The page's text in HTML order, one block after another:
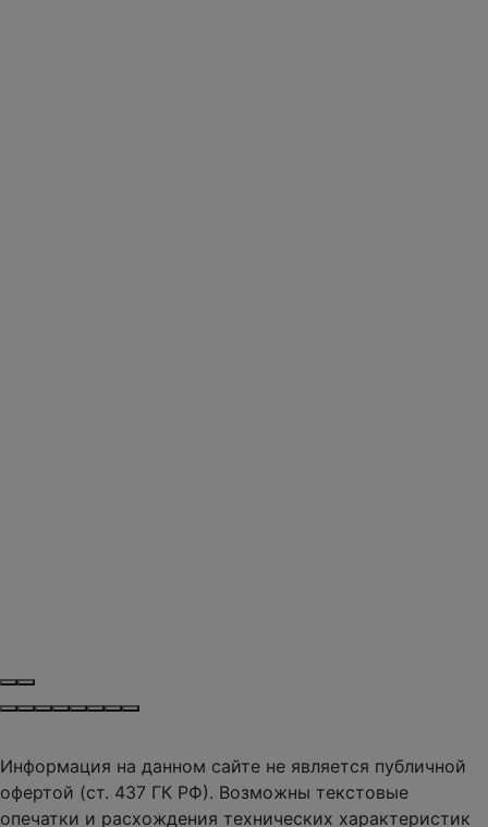
Информация на данном сайте не является публичной
офертой (ст. 437 ГК РФ). Возможны текстовые
опечатки и расхождения технических характеристик